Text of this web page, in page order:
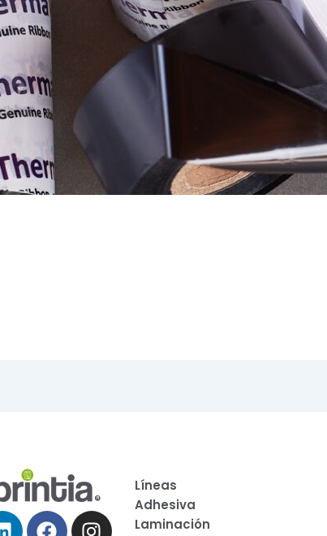
LinkedinFacebook
Instagram
Líneas
Adhesiva
Laminación